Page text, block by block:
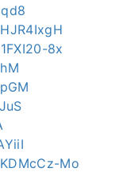
8x
Mo